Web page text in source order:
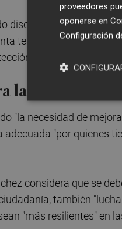
diseñado por el
tercera
Sara Aagesen
frente a
la
"la necesidad de
adecuada "por quienes
considera que se
también
"más resilientes" en
proveedores
oponerse en
Configuración